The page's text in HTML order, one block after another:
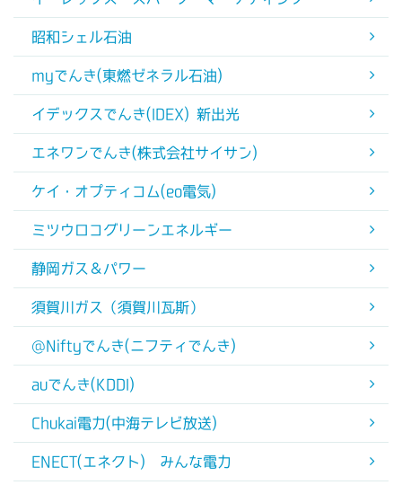
昭和シェル石油
myでんき(東燃ゼネラル石油)
イデックスでんき(IDEX) 新出光
エネワンでんき(株式会社サイサン)
ケイ・オプティコム(eo電気)
ミツウロコグリーンエネルギー
静岡ガス＆パワー
須賀川ガス（須賀川瓦斯）
@Niftyでんき(ニフティでんき)
auでんき(KDDI)
Chukai電力(中海テレビ放送)
ENECT(エネクト) みんな電力